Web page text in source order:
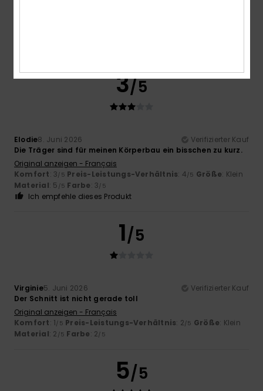
3/5
Elodie8. Juni 2026
Verifizierter Kauf
Die Träger sind für meinen Körperbau ein bisschen zu kurz.
Original anzeigen - Français
Komfort: 3/5 Preis-Leistungs-Verhältnis: 4/5 Größe: Klein
Material: 5 /5 Farbe: 3/5
Ich empfehle dieses Produkt
1/5
Virginie5. Juni 2026
Verifizierter Kauf
Der Schnitt ist nicht gerade toll
Original anzeigen - Français
Komfort: 1/5 Preis-Leistungs-Verhältnis: 2/5 Größe: Klein
Material: 2 /5 Farbe: 2/5
5/5